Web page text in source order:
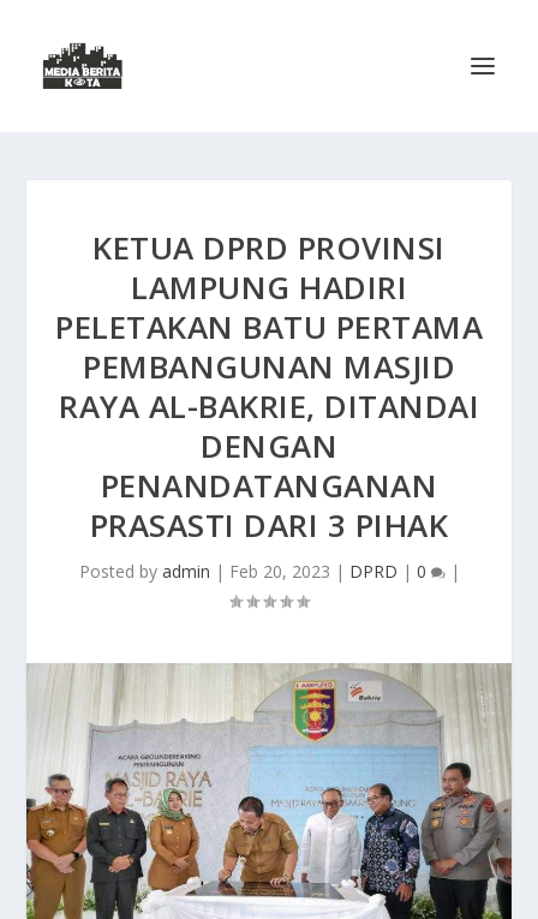
KETUA DPRD PROVINSI
LAMPUNG HADIRI
PELETAKAN BATU PERTAMA
PEMBANGUNAN MASJID
RAYA AL-BAKRIE, DITANDAI
DENGAN
PENANDATANGANAN
PRASASTI DARI 3 PIHAK
Posted by admin | Feb 20, 2023 | DPRD | 0 |